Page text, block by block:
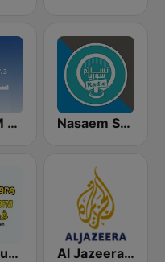
Farah FM - فرح إف إم Nasaem Syria Radio - راديو نسائم سوريا
Arabesque FM - أرابيسك اف ام Al Jazeera Arabic (قناة الجزيرة)